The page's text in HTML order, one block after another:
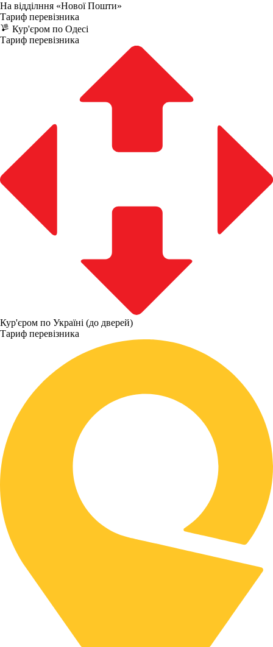
На відділння «Нової Пошти»
Тариф перевізника
Кур'єром по Одесі
Тариф перевізника
Кур'єром по Україні (до дверей)
Тариф перевізника